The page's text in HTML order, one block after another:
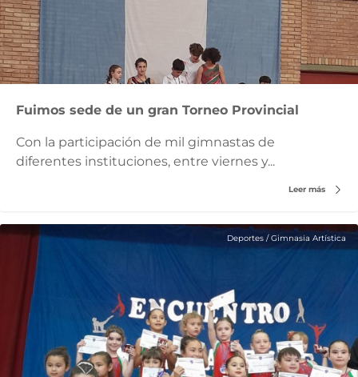
Fuimos sede de un gran Torneo Provincial
Con la participación de mil gimnastas de
diferentes instituciones, entre viernes y...
Leer más
Deportes / Gimnasia Artística